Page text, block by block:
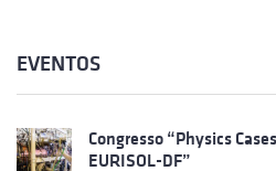
EVENTOS
Congresso “Physics
EURISOL-DF”